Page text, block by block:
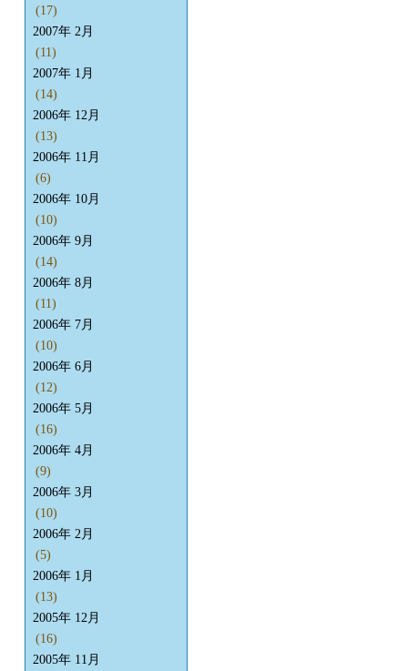
(17)
2007年 2月
(11)
2007年 1月
(14)
2006年 12月
(13)
2006年 11月
(6)
2006年 10月
(10)
2006年 9月
(14)
2006年 8月
(11)
2006年 7月
(10)
2006年 6月
(12)
2006年 5月
(16)
2006年 4月
(9)
2006年 3月
(10)
2006年 2月
(5)
2006年 1月
(13)
2005年 12月
(16)
2005年 11月